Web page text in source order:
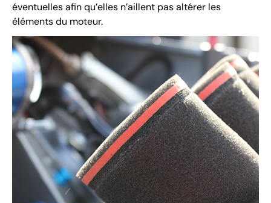
éventuelles afin qu’elles n’aillent pas altérer les
éléments du moteur.